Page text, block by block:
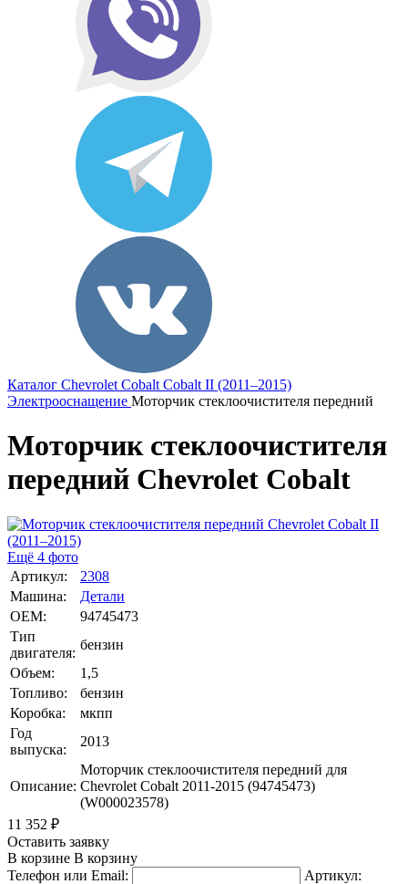
Каталог Chevrolet Cobalt Cobalt II (2011–2015)
Электрооснащение Моторчик стеклоочистителя передний
Моторчик стеклоочистителя
передний Chevrolet Cobalt
Ещё 4 фото
Артикул:
2308
Машина:
Детали
OEM:
94745473
Тип
двигателя:
бензин
Объем:
1,5
Топливо:
бензин
Коробка:
мкпп
Год
выпуска:
2013
Описание:
Моторчик стеклоочистителя передний для
Chevrolet Cobalt 2011-2015 (94745473)
(W000023578)
11 352 ₽
Оставить заявку
В корзине В корзину
Телефон или Email:
Артикул: